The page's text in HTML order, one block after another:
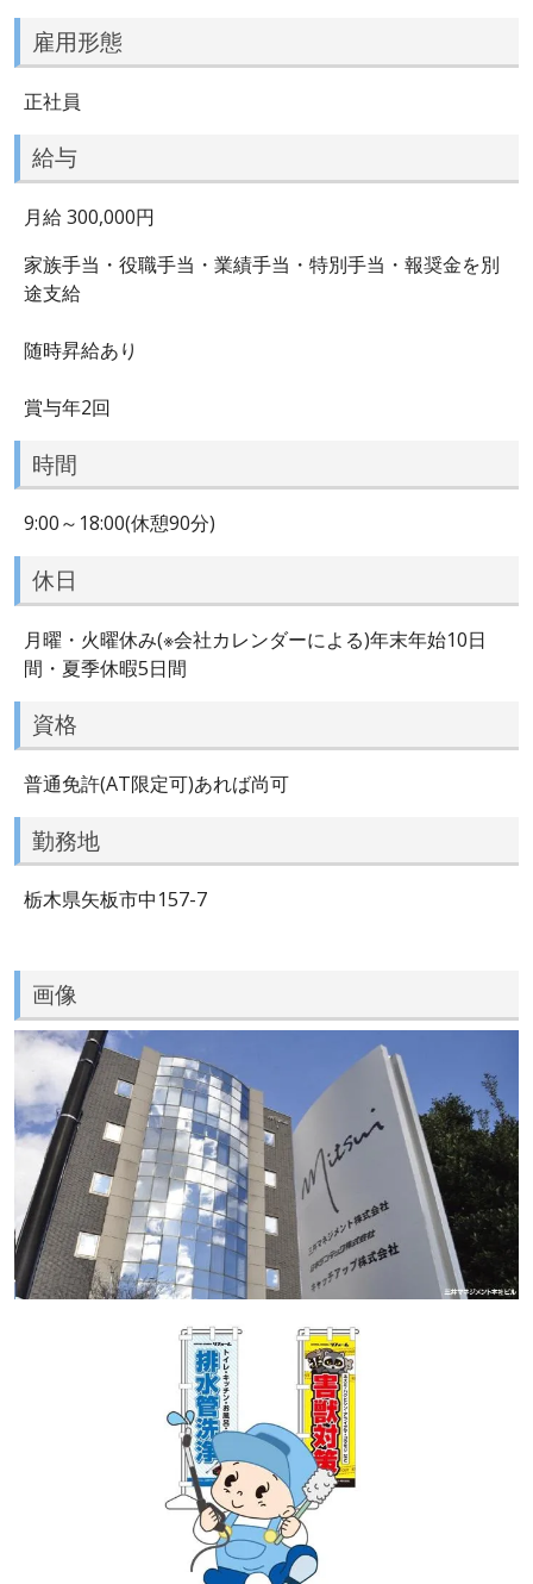
雇用形態
正社員
給与
月給 300,000円
家族手当・役職手当・業績手当・特別手当・報奨金を別
途支給
随時昇給あり
賞与年2回
時間
9:00～18:00(休憩90分)
休日
月曜・火曜休み(※会社カレンダーによる)年末年始10日
間・夏季休暇5日間
資格
普通免許(AT限定可)あれば尚可
勤務地
栃木県矢板市中157-7
画像